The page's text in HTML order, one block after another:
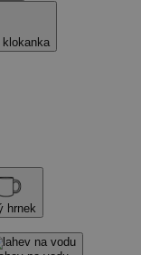
hrnek